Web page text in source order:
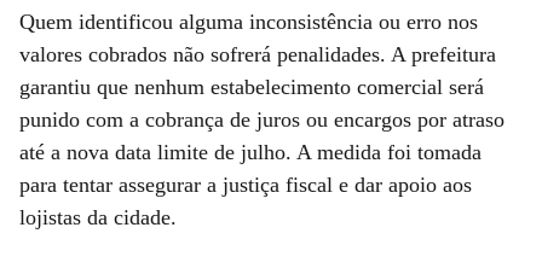
Quem identificou alguma inconsistência ou erro nos
valores cobrados não sofrerá penalidades. A prefeitura
garantiu que nenhum estabelecimento comercial será
punido com a cobrança de juros ou encargos por atraso
até a nova data limite de julho. A medida foi tomada
para tentar assegurar a justiça fiscal e dar apoio aos
lojistas da cidade.